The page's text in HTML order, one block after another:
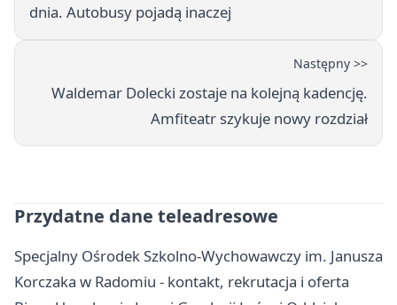
dnia. Autobusy pojadą inaczej
Następny >>
Waldemar Dolecki zostaje na kolejną kadencję.
Amfiteatr szykuje nowy rozdział
Przydatne dane teleadresowe
Specjalny Ośrodek Szkolno-Wychowawczy im. Janusza
Korczaka w Radomiu - kontakt, rekrutacja i oferta